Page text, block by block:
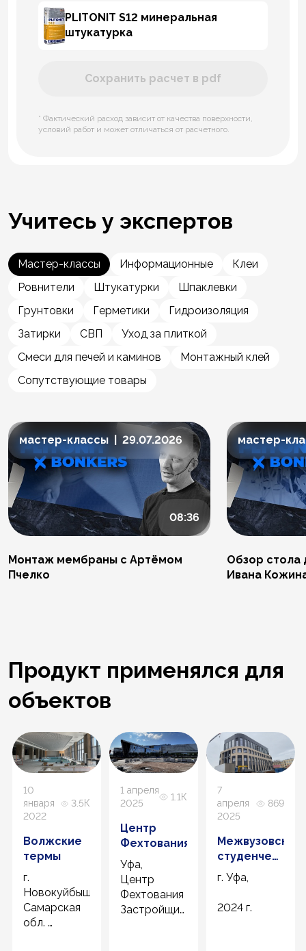
PLITONIT S12 минеральная
штукатурка
Сохранить расчет в pdf
* Фактический расход зависит от качества поверхности,
условий работ и может отличаться от расчетного.
Учитесь у экспертов
Мастер-классы Информационные
Клеи
Ровнители
Штукатурки
Шпаклевки
Грунтовки
Герметики
Гидроизоляция
Затирки
СВП
Уход за плиткой
Смеси для печей и каминов
Монтажный клей
Сопутствующие товары
мастер-классы | 29.07.2026
08:36
Монтаж мембраны с Артёмом
Пчелко
мастер-
Обзор стола
Ивана
Продукт применялся для
объектов
10
января
2022
3.5К
Волжские
термы
г.
Новокуйбышевск
Самарская
обл.
1 апреля
2025
1.1К
Центр
Фехтования
Уфа,
Центр
Фехтования
Застройщик
7
апреля
2025
869
Межвузовский
студенческий
кампус
Евразийского
НОЦ
г. Уфа,
2024 г.